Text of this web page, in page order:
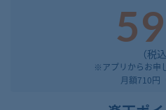
（税込
※アプリからお申
月額710円